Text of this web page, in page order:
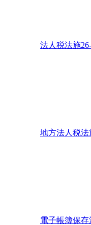
法人税法施
地方法人税法
電子帳簿保存